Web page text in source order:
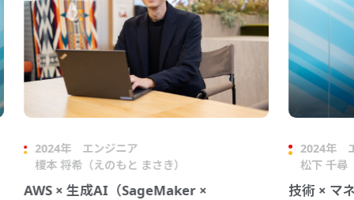
2024年
エンジニア
榎本 将希（えのもと まさき）
AWS × 生成AI（SageMaker ×
2024年
松下 千尋
技術 × マ